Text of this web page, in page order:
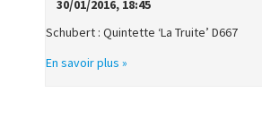
30/01/2016, 18:45
Schubert : Quintette ‘La Truite’ D667
En savoir plus »